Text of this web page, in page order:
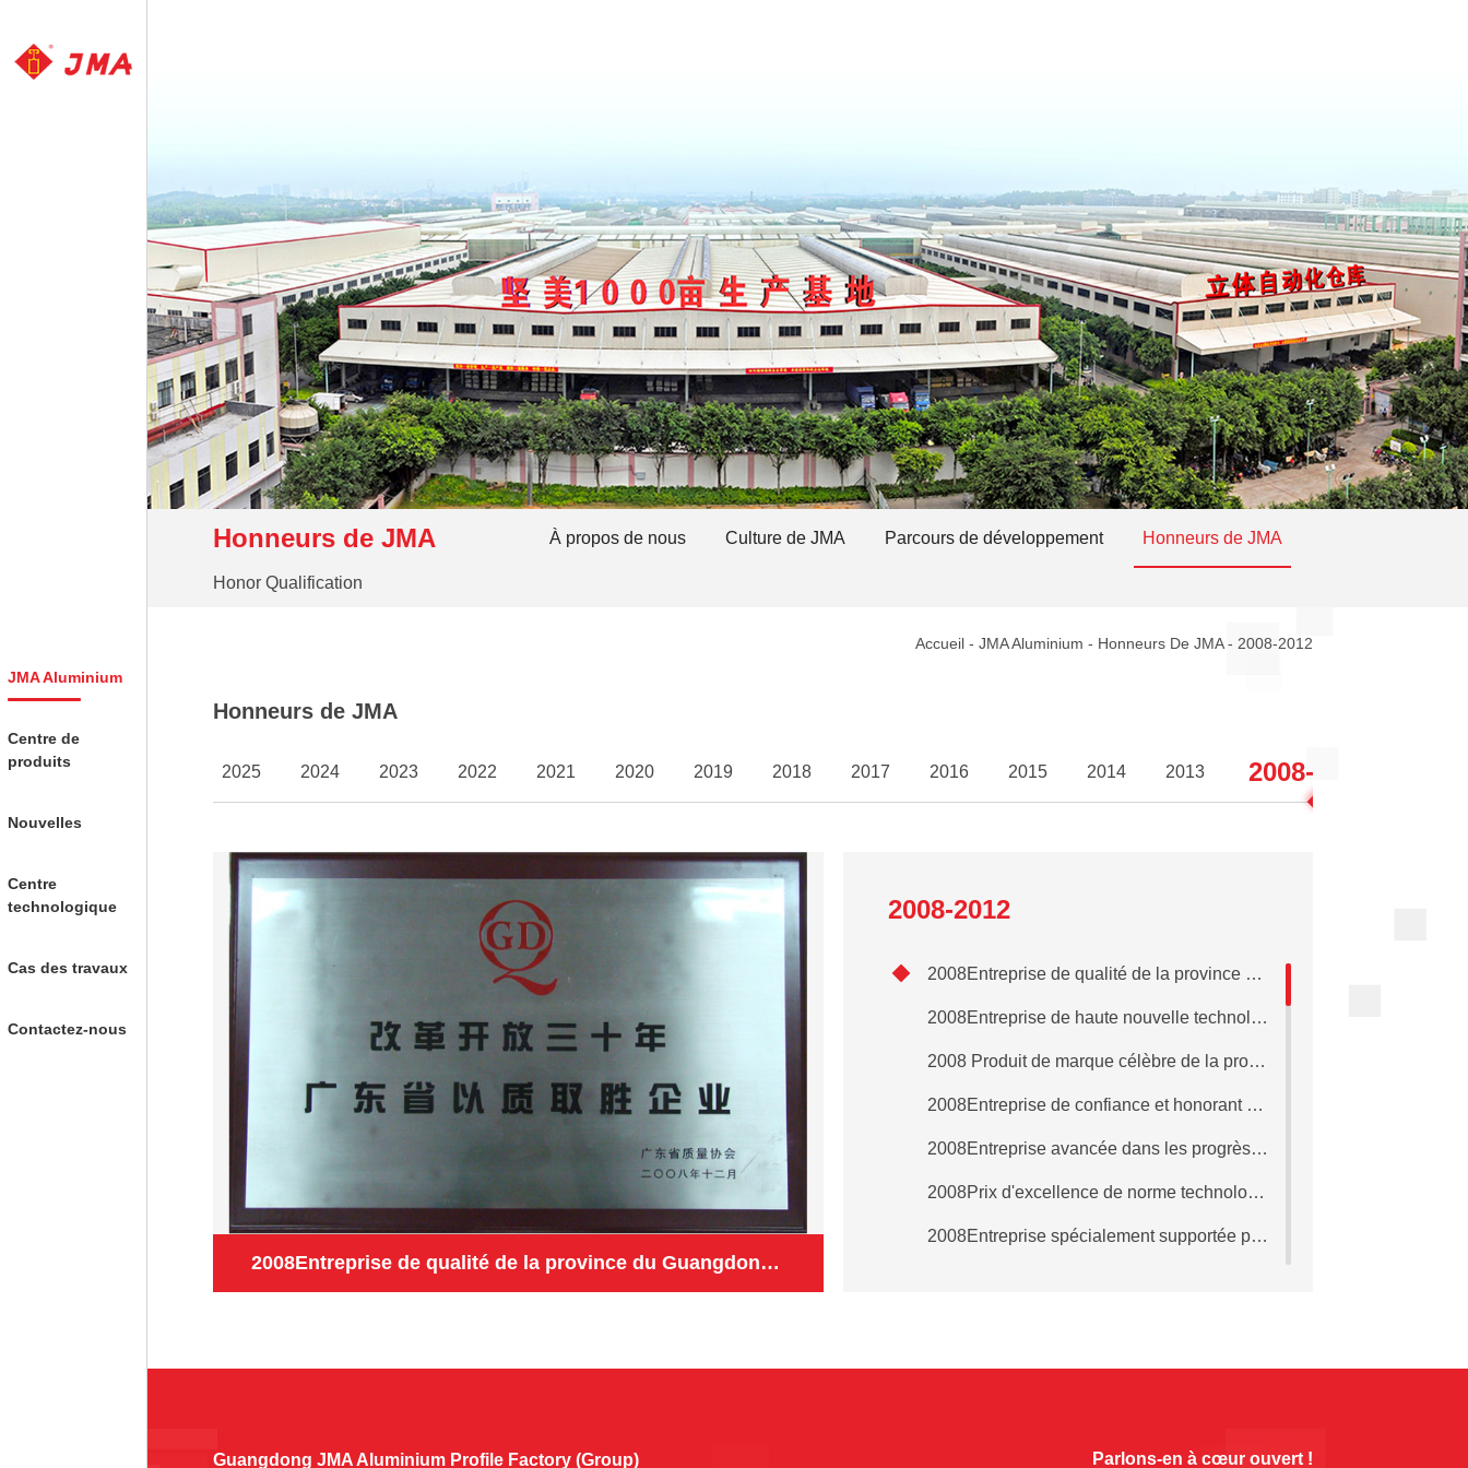
JMA Aluminium
Centre de
produits
Nouvelles
Centre
technologique
Cas des travaux
Contactez-nous
Honneurs de JMA
Honor Qualification
À propos de nous Culture de JMA Parcours de développement Honneurs de JMA
Accueil -JMA Aluminium - Honneurs De JMA - 2008-2012
Honneurs de JMA
2025 2024 2023 2022 2021 2020 2019 2018 2017 2016 2015 2014 2013 2008-2012
2008Entreprise de qualité de la province du Guangdong depuis 30 années après la réforme et l'ouverture
2008-2012
2008Entreprise de qualité de la province du Guangdong depuis 30 années après la réforme et l'ouverture
2008Entreprise de haute nouvelle technologie
2008 Produit de marque célèbre de la province du Guangdong
2008Entreprise de confiance et honorant ses contrats pendant 7 années consécutives
2008Entreprise avancée dans les progrès technologique de construction et d'innovation technologique de Chine
2008Prix d'excellence de norme technologique du Comité national technologique de normalisation de métaux non-ferreux
2008Entreprise spécialement supportée par le Plan de développement “Aigle”
Pendant huit années consécutives, 2009 et Enterprise Crédible
2009Collectivité avancée dans l'industrie des métaux non ferreux de Chine
Guangdong JMA Aluminium Profile Factory (Group) Parlons-en à cœur ouvert !